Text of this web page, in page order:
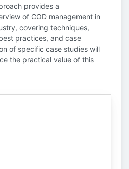
provides a
of COD management in
covering techniques,
practices, and case
of specific case studies will
the practical value of this